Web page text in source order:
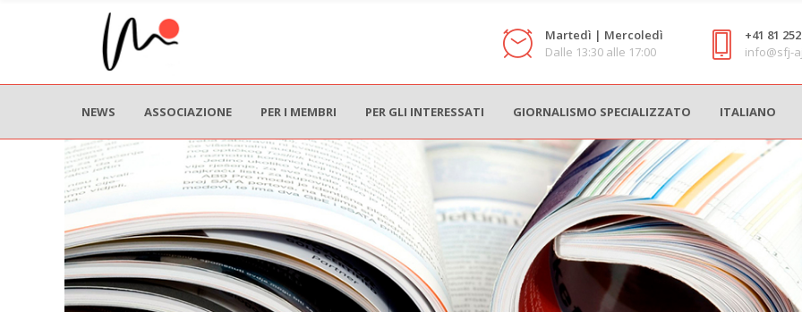
Martedì | Mercoledì
Dalle 13:30 alle 17:00
+41 81
info@sfj-
NEWS ASSOCIAZIONE PER I MEMBRI PER GLI INTERESSATI GIORNALISMO SPECIALIZZATO ITALIANO